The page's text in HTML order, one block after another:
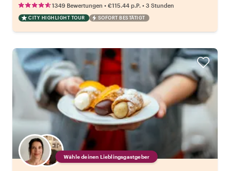
1349 Bewertungen • €115.44 p.P. • 3 Stunden
CITY HIGHLIGHT TOUR SOFORT BESTÄTIGT
Wähle deinen Lieblingsgastgeber